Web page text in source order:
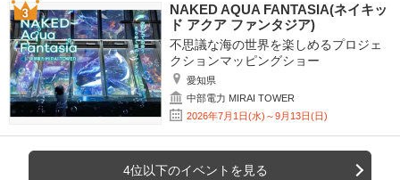
NAKED AQUA FANTASIA(ネイキッ
ド アクア ファンタジア)
不思議な海の世界を楽しめるプロジェ
クションマッピングショー
愛知県
中部電力 MIRAI TOWER
2026年7月1日(水)～9月13日(日)
4位以下のイベントを見る